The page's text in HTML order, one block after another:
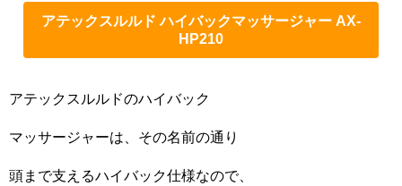
アテックスルルド ハイバックマッサージャー AX-
HP210
アテックスルルドのハイバック
マッサージャーは、その名前の通り
頭まで支えるハイバック仕様なので、